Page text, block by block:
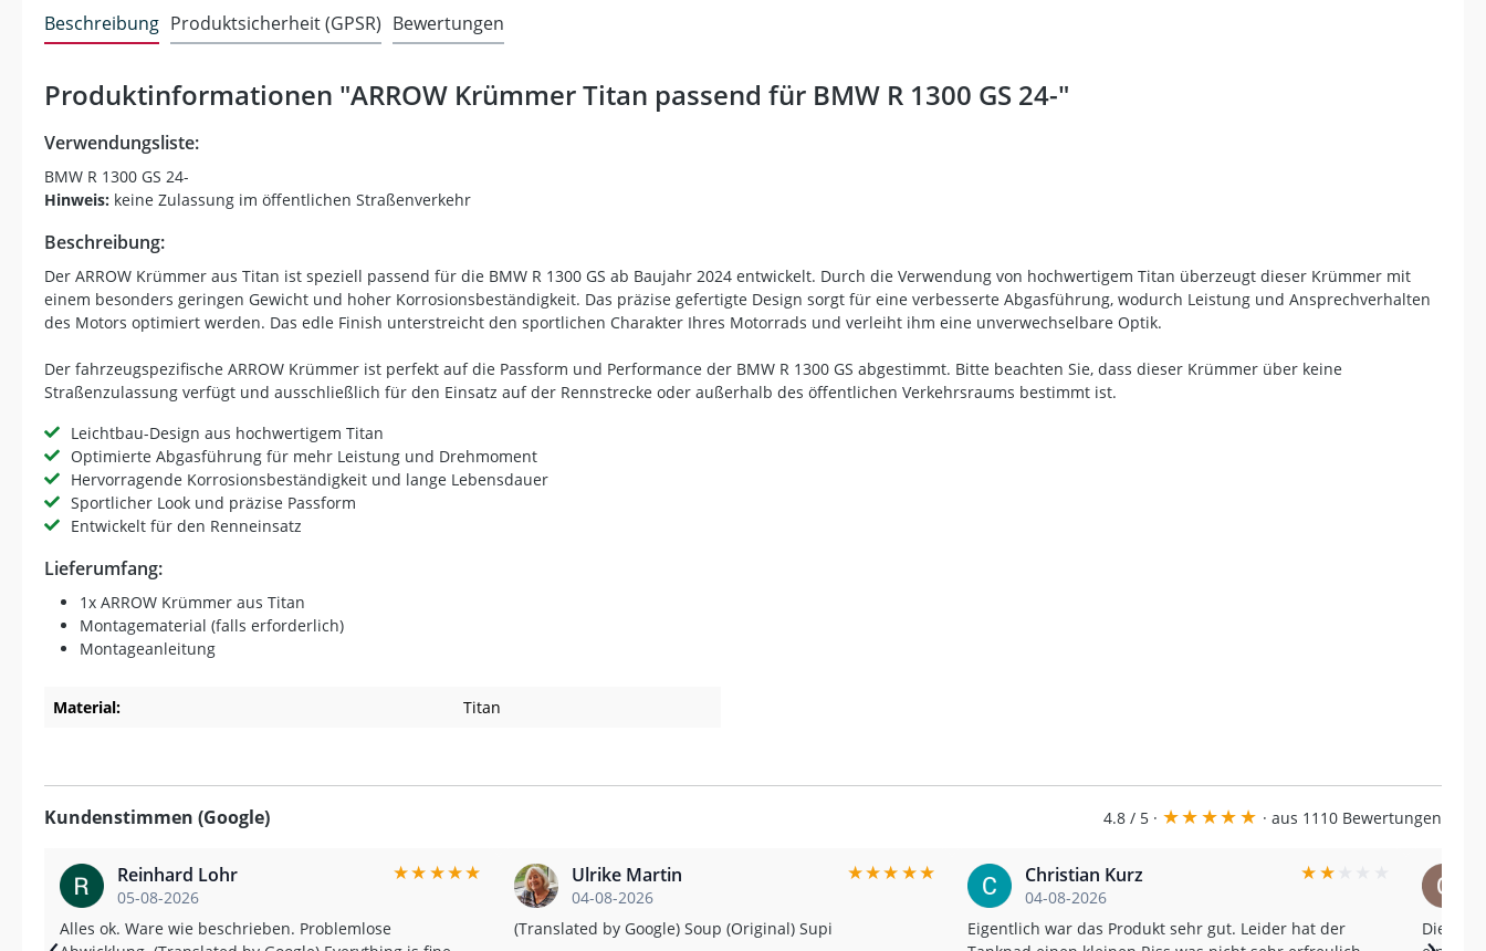
Beschreibung Produktsicherheit (GPSR) Bewertungen
Produktinformationen "ARROW Krümmer Titan passend für BMW R 1300 GS 24-"
Verwendungsliste:
BMW R 1300 GS 24-
Hinweis: keine Zulassung im öffentlichen Straßenverkehr
Beschreibung:
Der ARROW Krümmer aus Titan ist speziell passend für die BMW R 1300 GS ab Baujahr 2024 entwickelt. Durch die Verwendung von hochwertigem Titan überzeugt dieser Krümmer mit
einem besonders geringen Gewicht und hoher Korrosionsbeständigkeit. Das präzise gefertigte Design sorgt für eine verbesserte Abgasführung, wodurch Leistung und Ansprechverhalten
des Motors optimiert werden. Das edle Finish unterstreicht den sportlichen Charakter Ihres Motorrads und verleiht ihm eine unverwechselbare Optik.
Der fahrzeugspezifische ARROW Krümmer ist perfekt auf die Passform und Performance der BMW R 1300 GS abgestimmt. Bitte beachten Sie, dass dieser Krümmer über keine
Straßenzulassung verfügt und ausschließlich für den Einsatz auf der Rennstrecke oder außerhalb des öffentlichen Verkehrsraums bestimmt ist.
Leichtbau-Design aus hochwertigem Titan
Optimierte Abgasführung für mehr Leistung und Drehmoment
Hervorragende Korrosionsbeständigkeit und lange Lebensdauer
Sportlicher Look und präzise Passform
Entwickelt für den Renneinsatz
Lieferumfang:
1x ARROW Krümmer aus Titan
Montagematerial (falls erforderlich)
Montageanleitung
Material: Titan
Kundenstimmen (Google) 4.8 / 5 · ★★★★★ · aus 1110 Bewertungen
Reinhard Lohr
05-08-2026
★★★★★
Alles ok. Ware wie beschrieben. Problemlose
Ulrike Martin
04-08-2026
★★★★★
(Translated by Google) Soup (Original) Supi
Christian Kurz
04-08-2026
★★
Eigentlich war das Produkt sehr gut. Leider hat der
Die